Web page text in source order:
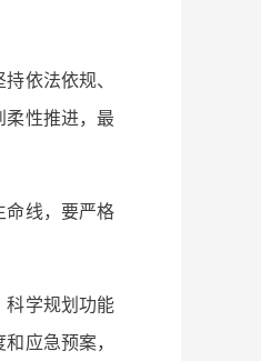
依法依规、
柔性推进，最
命线，要严格
科学规划功能
应急预案，